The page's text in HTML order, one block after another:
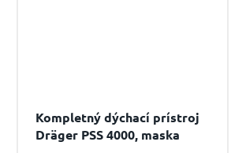
Kompletný dýchací prístroj
Dräger PSS 4000, maska